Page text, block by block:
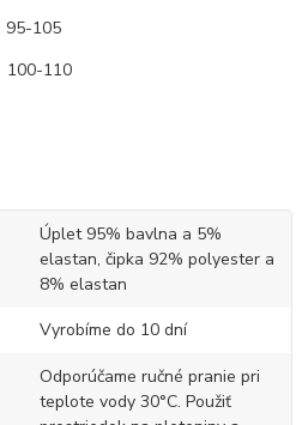
110
Úplet 95% bavlna a 5%
elastan, čipka 92% polyester a
8% elastan
Vyrobíme do 10 dní
Odporúčame ručné pranie pri
teplote vody 30°C. Použiť